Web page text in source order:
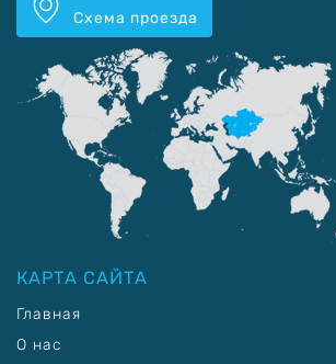
Схема проезда
КАРТА САЙТА
Главная
О нас